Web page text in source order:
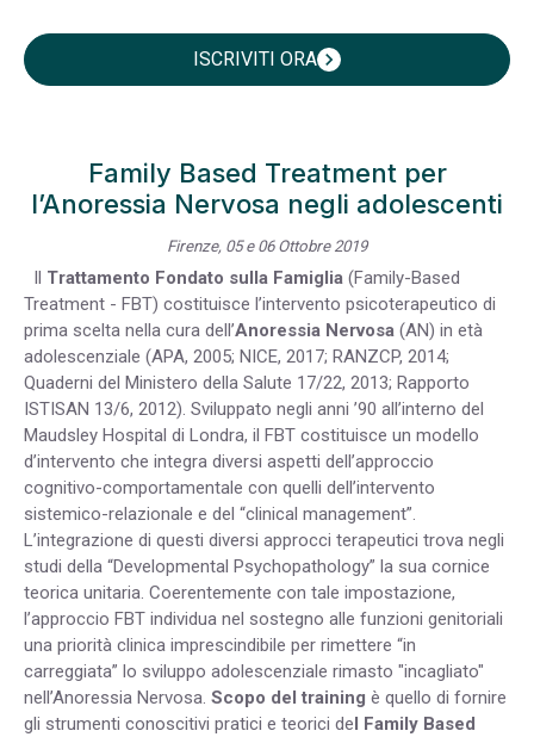
ISCRIVITI ORAchevron_right
Family Based Treatment per
l’Anoressia Nervosa negli adolescenti
Firenze, 05 e 06 Ottobre 2019
Trattamento Fondato sulla Famiglia (Family-Based
Treatment - FBT) costituisce l’intervento psicoterapeutico di
prima scelta nella cura dell’Anoressia Nervosa (AN) in età
adolescenziale (APA, 2005; NICE, 2017; RANZCP, 2014;
Quaderni del Ministero della Salute 17/22, 2013; Rapporto
ISTISAN 13/6, 2012). Sviluppato negli anni ’90 all’interno del
Maudsley Hospital di Londra, il FBT costituisce un modello
d’intervento che integra diversi aspetti dell’approccio
cognitivo-comportamentale con quelli dell’intervento
sistemico-relazionale e del “clinical management”.
L’integrazione di questi diversi approcci terapeutici trova negli
studi della “Developmental Psychopathology” la sua cornice
teorica unitaria. Coerentemente con tale impostazione,
l’approccio FBT individua nel sostegno alle funzioni genitoriali
una priorità clinica imprescindibile per rimettere “in
carreggiata” lo sviluppo adolescenziale rimasto "incagliato"
nell’Anoressia Nervosa. Scopo del training è quello di fornire
gli strumenti conoscitivi pratici e teorici de l Family Based